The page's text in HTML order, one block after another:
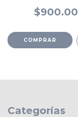
$900.00
Categorías